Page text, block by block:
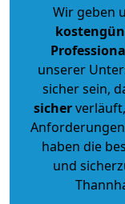
Wir geben
unserer
sicher sein,
sicher
haben die
und